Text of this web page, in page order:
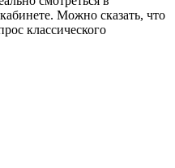
Можно сказать, что
классического